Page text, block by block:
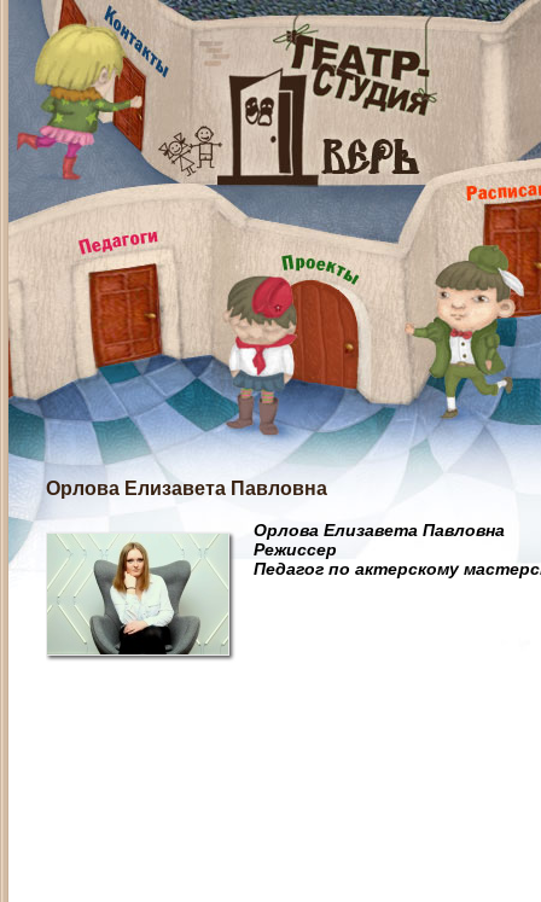
Орлова Елизавета Павловна
Орлова Елизавета Павловна
Режиссер
Педагог по актерскому